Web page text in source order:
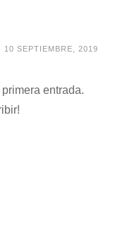
10 SEPTIEMBRE, 2019
entrada.